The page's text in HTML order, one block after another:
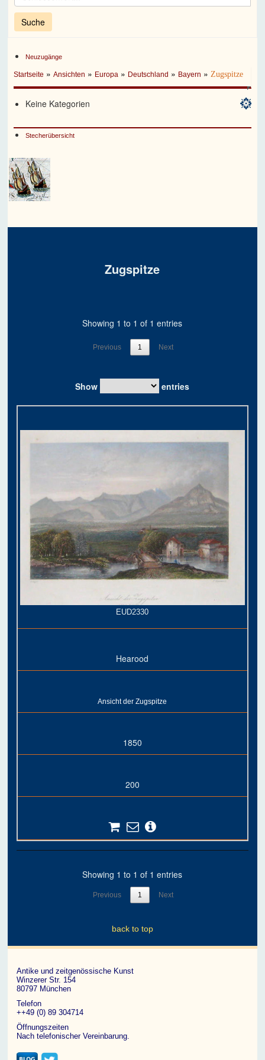
Neuzugänge
Startseite »Ansichten » Europa » Deutschland » Bayern »Zugspitze
Keine Kategorien
Stecherübersicht
Zugspitze
Show entries
Showing 1 to 1 of 1 entries
Previous 1 Next
EUD2330
Hearood
Ansicht der Zugspitze
1850
200
Showing 1 to 1 of 1 entries
Previous 1 Next
back to top
Antike und zeitgenössische Kunst
Winzerer Str. 154
80797 München
Telefon
++49 (0) 89 304714
Öffnungszeiten
Nach telefonischer Vereinbarung.